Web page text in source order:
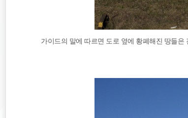
가이드의 말에 따르면 도로 옆에 황폐해진 땅들